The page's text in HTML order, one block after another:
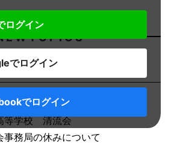
ログイン
でログイン
でログイン
E W T O P I C S
等学校 清流会
流会事務局の休みについて